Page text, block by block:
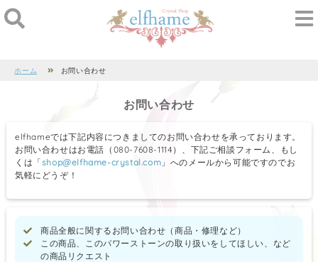
ホーム お問い合わせ
お問い合わせ
elfhameでは下記内容につきましてのお問い合わせを承っております。
お問い合わせはお電話（080-7608-1114）、下記ご相談フォーム、もし
くは「shop@elfhame-crystal.com 」へのメールから可能ですのでお
気軽にどうぞ！
商品全般に関するお問い合わせ（商品・修理など）
この商品、このパワーストーンの取り扱いをしてほしい、など
の商品リクエスト